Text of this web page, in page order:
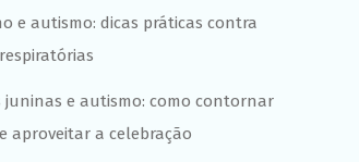
e autismo: dicas práticas contra
juninas e autismo: como contornar
aproveitar a celebração